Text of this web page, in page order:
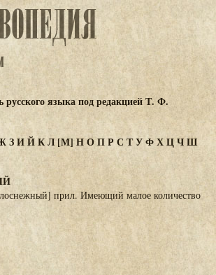
русского языка под редакцией Т. Ф.
ЗИЙКЛ[М] НОПРС ТУФХЦЧШ
прил. Имеющий малое количество